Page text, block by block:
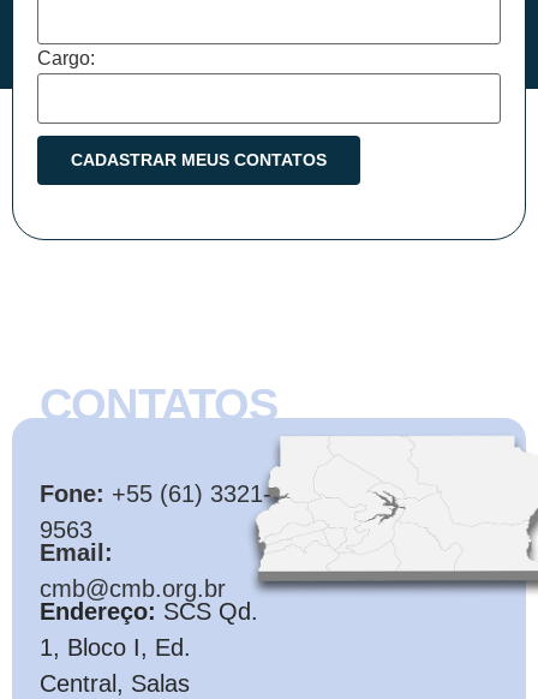
Cargo:
CONTATOS
Fone: +55 (61) 3321-
9563
Email:
cmb@cmb.org.br
Endereço: SCS Qd.
1, Bloco I, Ed.
Central, Salas